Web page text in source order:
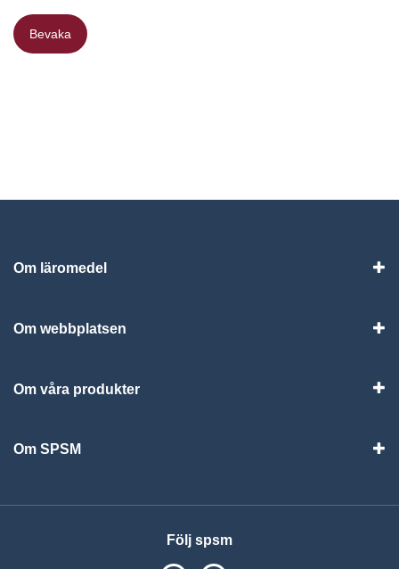
Bevaka
Bevaka
Om läromedel
Om webbplatsen
Om våra produkter
Om SPSM
Följ spsm